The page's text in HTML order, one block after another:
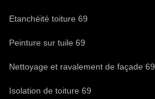
Etanchéité toiture 69
Peinture sur tuile 69
Nettoyage et ravalement de façade 69
Isolation de toiture 69